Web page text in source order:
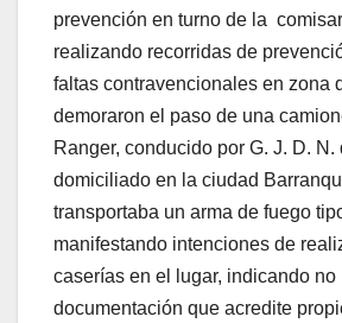
prevención en turno de la
realizando recorridas de
faltas contravencionales en zona
demoraron el paso de una
Ranger, conducido por G. J. D. N.
domiciliado en la ciudad
transportaba un arma de fuego
manifestando intenciones de
caserías en el lugar, indicando no
documentación que acredite